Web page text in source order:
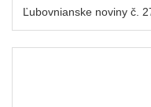
Ľubovnianske noviny č.